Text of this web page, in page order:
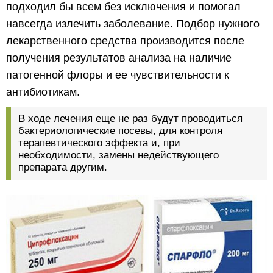
подходил бы всем без исключения и помогал
навсегда излечить заболевание. Подбор нужного
лекарственного средства производится после
получения результатов анализа на наличие
патогенной флоры и ее чувствительности к
антибиотикам.
В ходе лечения еще не раз будут проводиться
бактериологические посевы, для контроля
терапевтического эффекта и, при
необходимости, замены недействующего
препарата другим.